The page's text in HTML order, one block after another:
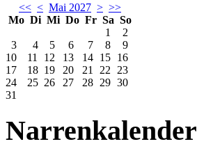
<< < Mai 2027 > >>
Mo Di Mi Do Fr Sa So
1
2
3
4 5 6 7 8
9
10
11 12 13 14 15 16
17
18 19 20 21 22
23
24
25 26 27 28 29 30
31
Narrenkalender